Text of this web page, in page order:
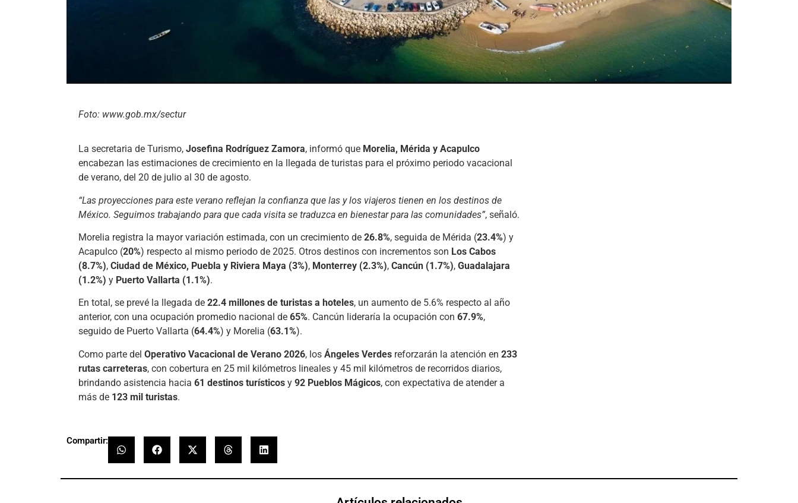
Foto: www.gob.mx/sectur
La secretaria de Turismo, Josefina Rodríguez Zamora, informó que Morelia, Mérida y Acapulco
encabezan las estimaciones de crecimiento en la llegada de turistas para el próximo periodo vacacional
de verano, del 20 de julio al 30 de agosto.
“Las proyecciones para este verano reflejan la confianza que las y los viajeros tienen en los destinos de
México. Seguimos trabajando para que cada visita se traduzca en bienestar para las comunidades”, señaló.
Morelia registra la mayor variación estimada, con un crecimiento de 26.8%, seguida de Mérida (23.4%) y
Acapulco (20%) respecto al mismo periodo de 2025. Otros destinos con incrementos son Los Cabos
(8.7%), Ciudad de México, Puebla y Riviera Maya (3%), Monterrey (2.3%), Cancún (1.7%), Guadalajara
(1.2%) y Puerto Vallarta (1.1%).
En total, se prevé la llegada de 22.4 millones de turistas a hoteles, un aumento de 5.6% respecto al año
anterior, con una ocupación promedio nacional de 65%. Cancún lideraría la ocupación con 67.9%,
seguido de Puerto Vallarta (64.4%) y Morelia (63.1%).
Como parte del Operativo Vacacional de Verano 2026, los Ángeles Verdes reforzarán la atención en 233
rutas carreteras, con cobertura en 25 mil kilómetros lineales y 45 mil kilómetros de recorridos diarios,
brindando asistencia hacia 61 destinos turísticos y 92 Pueblos Mágicos, con expectativa de atender a
más de 123 mil turistas.
Compartir: